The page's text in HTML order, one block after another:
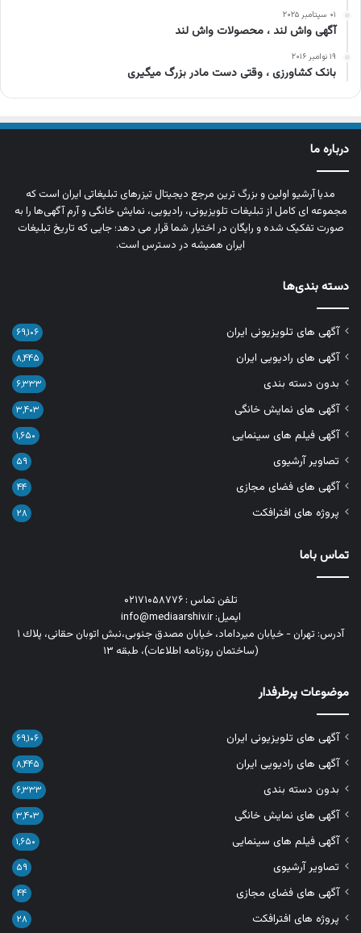
۰۱ سپتامبر ۲۰۲۵
آگهی واش لند ، محصولات واش لند
۱۹ نوامبر ۲۰۱۶
بانک کشاورزی ، وقتی دست مادر بزرگ میگیری
درباره ما
مدیا آرشیو اولین و بزرگ‌ ترین مرجع دیجیتال تیزرهای تبلیغاتی ایران است که
مجموعه‌ ای کامل از تبلیغات تلویزیونی، رادیویی، نمایش خانگی و آرم‌ آگهی‌ها را به‌
صورت تفکیک‌ شده و رایگان در اختیار شما قرار می‌ دهد؛ جایی که تاریخ تبلیغات
ایران همیشه در دسترس است.
دسته بندی‌ها
آگهی های تلویزیونی ایران ۶۹,۱۰۶
آگهی های رادیویی ایران ۸,۴۴۵
بدون دسته بندی ۶,۳۳۳
آگهی های نمایش خانگی ۳,۴۰۳
آگهی فیلم های سینمایی ۱,۶۵۰
تصاویر آرشیوی ۵۹
آگهی های فضای مجازی ۴۴
پروژه های افترافکت ۲۸
تماس باما
تلفن تماس : ۰۲۱۷۱۰۵۸۷۷۶
ایمیل: info@mediaarshiv.ir
آدرس: تهران - خیابان میرداماد، خیابان مصدق جنوبی،نبش اتوبان حقانی، پلاك ١
(ساختمان روزنامه اطلاعات)، طبقه ۱۳
موضوعات پرطرفدار
آگهی های تلویزیونی ایران ۶۹,۱۰۶
آگهی های رادیویی ایران ۸,۴۴۵
بدون دسته بندی ۶,۳۳۳
آگهی های نمایش خانگی ۳,۴۰۳
آگهی فیلم های سینمایی ۱,۶۵۰
تصاویر آرشیوی ۵۹
آگهی های فضای مجازی ۴۴
پروژه های افترافکت ۲۸